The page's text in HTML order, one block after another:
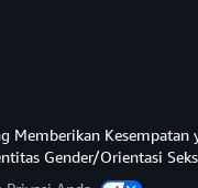
Memberikan Kesempatan
Gender/Orientasi